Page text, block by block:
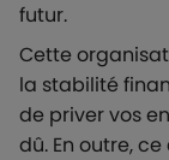
futur.
Cette
la stabilité
de priver vos
dû. En outre,